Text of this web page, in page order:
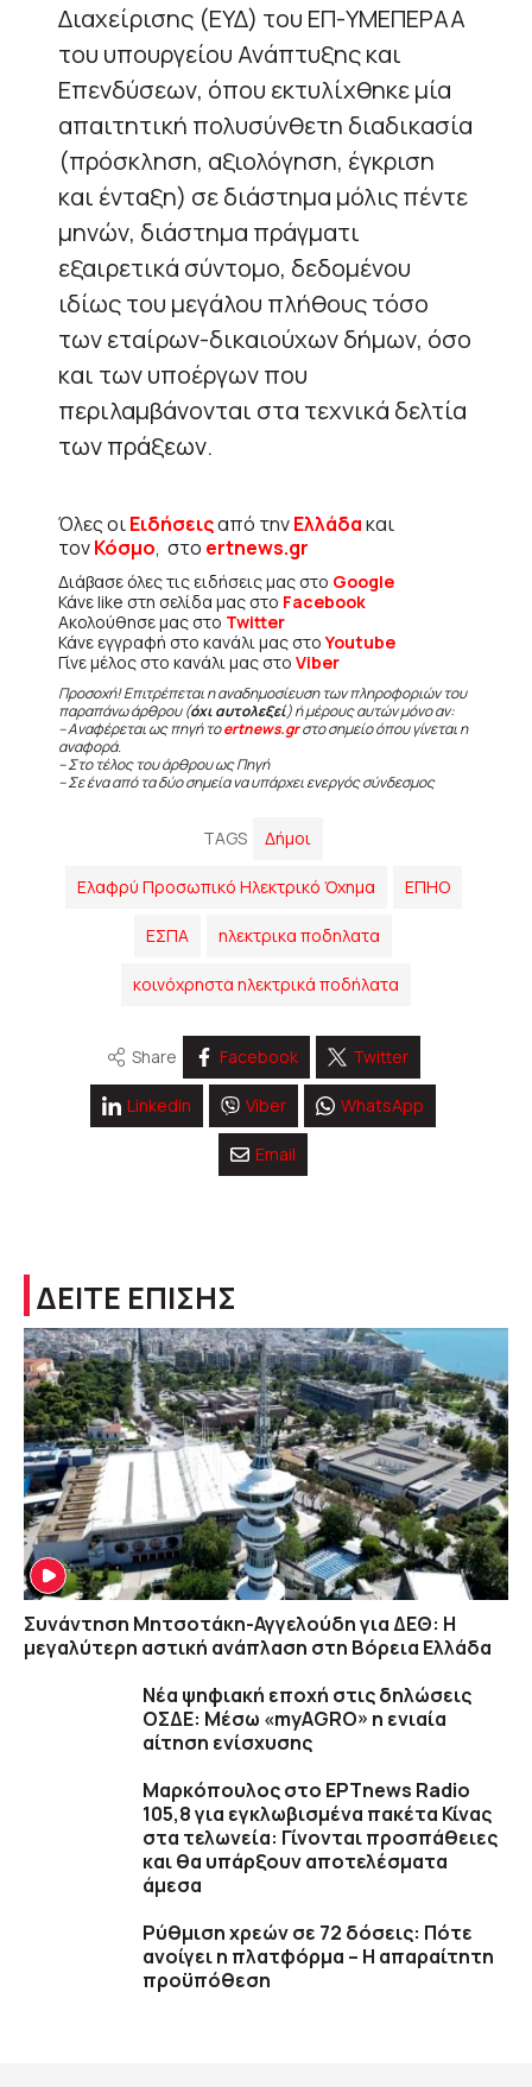
Διαχείρισης (ΕΥΔ) του ΕΠ-ΥΜΕΠΕΡΑΑ
του υπουργείου Ανάπτυξης και
Επενδύσεων, όπου εκτυλίχθηκε μία
απαιτητική πολυσύνθετη διαδικασία
(πρόσκληση, αξιολόγηση, έγκριση
και ένταξη) σε διάστημα μόλις πέντε
μηνών, διάστημα πράγματι
εξαιρετικά σύντομο, δεδομένου
ιδίως του μεγάλου πλήθους τόσο
των εταίρων-δικαιούχων δήμων, όσο
και των υποέργων που
περιλαμβάνονται στα τεχνικά δελτία
των πράξεων.
Όλες οιΕιδήσειςαπό τηνΕλλάδακαι
τονΚόσμο, στο ertnews.gr
Διάβασε όλες τις ειδήσεις μας στο Google
Κάνε like στη σελίδα μας στο Facebook
Ακολούθησε μας στο Twitter
Κάνε εγγραφή στο κανάλι μας στοYoutube
Γίνε μέλος στο κανάλι μας στο Viber
Προσοχή! Επιτρέπεται η αναδημοσίευση των πληροφοριών του
παραπάνω άρθρου (όχι αυτολεξεί) ή μέρους αυτών μόνο αν:
– Αναφέρεται ως πηγή τοertnews.grστο σημείο όπου γίνεται η
αναφορά.
– Στο τέλος του άρθρου ως Πηγή
– Σε ένα από τα δύο σημεία να υπάρχει ενεργός σύνδεσμος
TAGS Δήμοι
Ελαφρύ Προσωπικό Ηλεκτρικό Όχημα ΕΠΗΟ
ΕΣΠΑ ηλεκτρικα ποδηλατα
κοινόχρηστα ηλεκτρικά ποδήλατα
Share Facebook Twitter
Linkedin Viber WhatsApp
Email
ΔΕΙΤΕ ΕΠΙΣΗΣ
Συνάντηση Μητσοτάκη-Αγγελούδη για ΔΕΘ: Η
μεγαλύτερη αστική ανάπλαση στη Βόρεια Ελλάδα
Νέα ψηφιακή εποχή στις δηλώσεις
ΟΣΔΕ: Μέσω «myAGRO» η ενιαία
αίτηση ενίσχυσης
Μαρκόπουλος στο ΕΡΤnews Radio
105,8 για εγκλωβισμένα πακέτα Κίνας
στα τελωνεία: Γίνονται προσπάθειες
και θα υπάρξουν αποτελέσματα
άμεσα
Ρύθμιση χρεών σε 72 δόσεις: Πότε
ανοίγει η πλατφόρμα – Η απαραίτητη
προϋπόθεση